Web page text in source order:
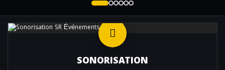
SONORISATION